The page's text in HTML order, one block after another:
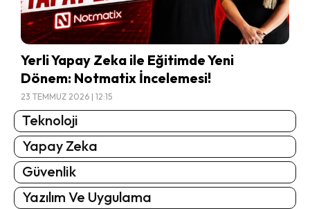
Yerli Yapay Zeka ile Eğitimde Yeni
Dönem: Notmatix İncelemesi!
23 TEMMUZ 2026 | 12:15
Teknoloji
Yapay Zeka
Güvenlik
Yazılım Ve Uygulama